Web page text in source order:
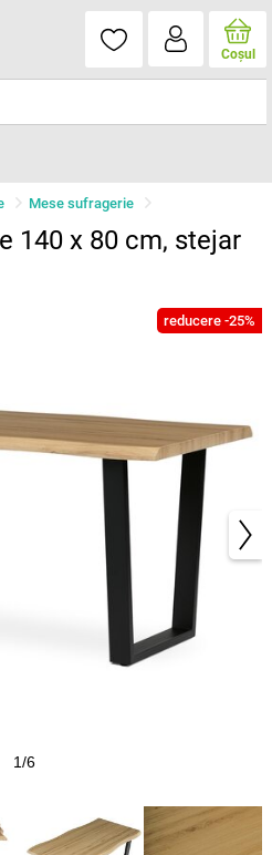
Coşul
Mese sufragerie
140 x 80 cm, stejar
reducere -25%
1/6